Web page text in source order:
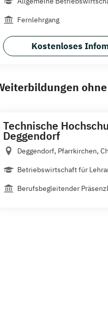
Fernlehrgang
Kostenloses
Technische
Deggendorf
Deggendorf, Pfarrkirchen,
Betriebswirtschaft für
Berufsbegleitender